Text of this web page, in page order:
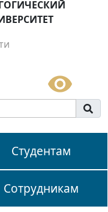
Студентам
Сотрудникам